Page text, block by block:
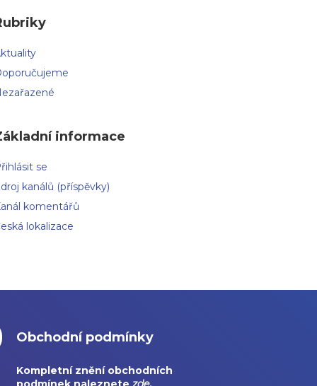
informace
se
kanálů (příspěvky)
komentářů
lokalizace
Obchodní podmínky
Kompletní znění obchodních